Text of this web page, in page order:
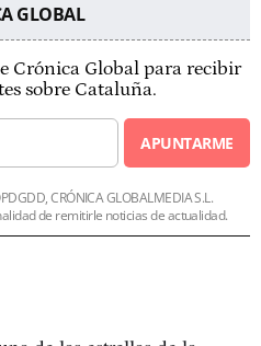
GLOBAL
Crónica Global para recibir
sobre Cataluña.
APUNTARME
CRÓNICA GLOBALMEDIA S.L.
de remitirle noticias de actualidad.